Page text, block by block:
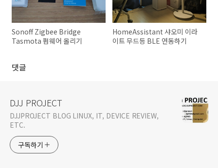
Sonoff Zigbee Bridge
Tasmota 펌웨어 올리기
HomeAssistant 샤오미 이라
이트 무드등 BLE 연동하기
댓글
DJJ PROJECT
DJJPROJECT BLOG LINUX, IT, DEVICE REVIEW,
ETC.
구독하기